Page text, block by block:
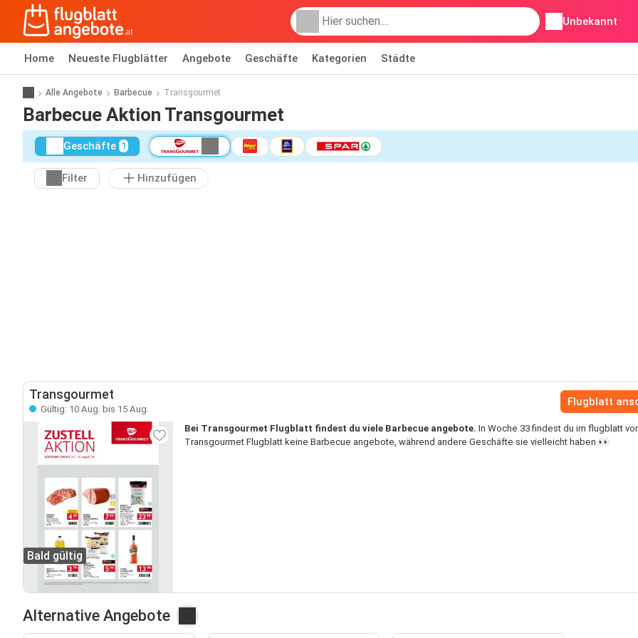
Unbekannt
Home Neueste Flugblätter Angebote Geschäfte Kategorien Städte
Alle Angebote Barbecue Transgourmet
Barbecue Aktion Transgourmet
Geschäfte 1
Filter Hinzufügen
Transgourmet
Gültig: 10 Aug. bis 15 Aug.
Flugblatt
Bald gültig
Bei Transgourmet Flugblatt findest du viele Barbecue angebote. In Woche 33 findest du im flugblatt
Transgourmet Flugblatt keine Barbecue angebote, während andere Geschäfte sie vielleicht haben.👀
Alternative Angebote